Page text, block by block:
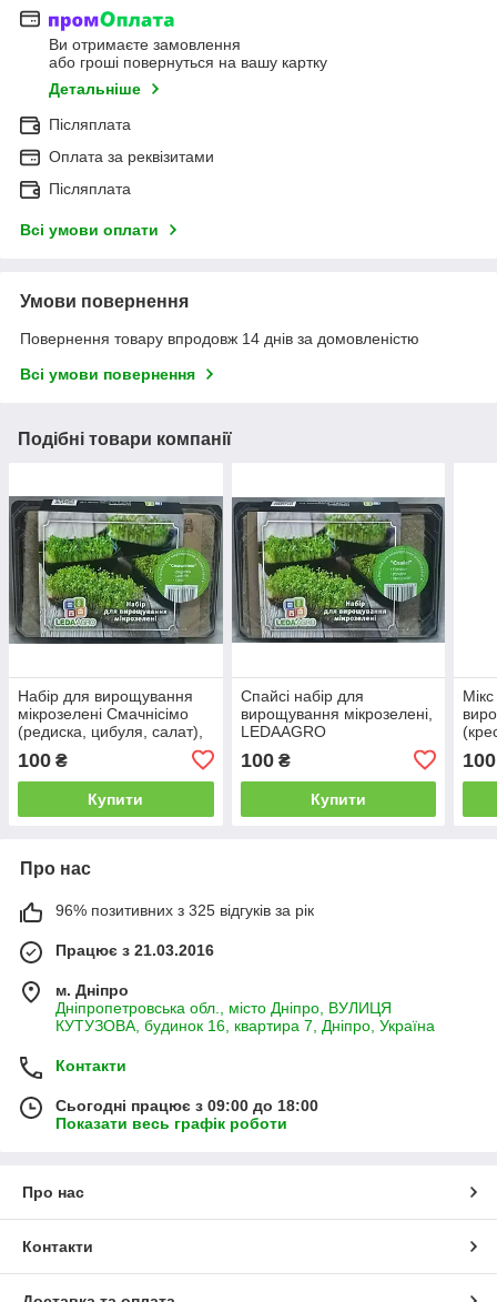
Ви отримаєте замовлення
або гроші повернуться на вашу картку
Детальніше
Післяплата
Оплата за реквізитами
Післяплата
Всі умови оплати
Умови повернення
Повернення товару впродовж 14 днів за домовленістю
Всі умови повернення
Подібні товари компанії
Набір для вирощування
мікрозелені Смачнісімо
(редиска, цибуля, салат),
100 ₴
Купити
Спайсі набір для
вирощування мікрозелені,
LEDAAGRO
100₴
Купити
100
Про нас
96% позитивних з 325 відгуків за рік
Працює з 21.03.2016
м. Дніпро
Дніпропетровська обл., місто Дніпро, ВУЛИЦЯ
КУТУЗОВА, будинок 16, квартира 7, Дніпро, Україна
Контакти
Сьогодні працює з 09:00 до 18:00
Показати весь графік роботи
Про нас
Контакти